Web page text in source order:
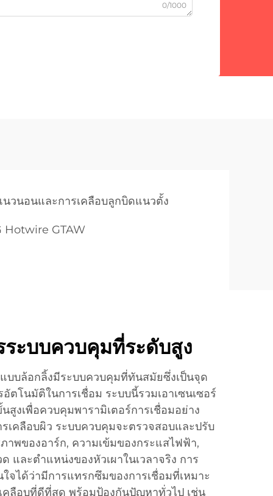
0/1000
วนอนและการเคลือบลูกบิดแนวตั้ง
Hotwire GTAW
ะบบควบคุมที่ระดับสูง
แบบล้อกลิ้งมีระบบควบคุมที่ทันสมัยซึ่งเป็นจุด
ตโนมัติในการเชื่อม ระบบนี้รวมเอาเซนเซอร์
สูงเพื่อควบคุมพารามิเตอร์การเชื่อมอย่าง
เคลือบผิว ระบบควบคุมจะตรวจสอบและปรับ
าพของอาร์ก, ความเข้มของกระแสไฟฟ้า,
และตำแหน่งของหัวเผาในเวลาจริง การ
จได้ว่ามีการแทรกซึมของการเชื่อมที่เหมาะ
ลือบที่ดีที่สุด พร้อมป้องกันปัญหาทั่วไป เช่น